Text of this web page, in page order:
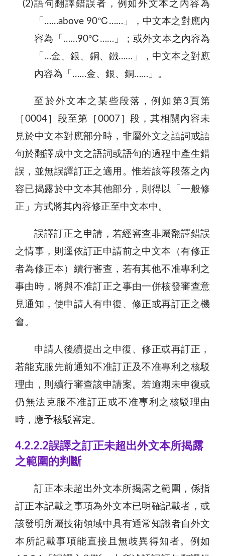
(2)語句翻譯錯誤者，例如外文本之內容為
「……above 90℃……」，中文本之對應內
容為「……90℃……」；或外文本之內容為
「…金、銀、銅、鐵……」，中文本之對應
內容為「……金、銀、銅……」。
至於外文本之某些段落，例如第3頁第
［0004］段至第［0007］段，其相關內容未
見於中文本對應部分時，非屬外文之語詞或語
句於翻譯成中文之語詞或語句的過程中產生錯
誤，並無誤譯訂正之適用。惟若該等段落之內
容已揭露於中文本其他部分，則得以「一般修
正」方式將其內容修正至中文本中。
誤譯訂正之申請，若經審查非屬翻譯錯誤
之情事，則逕依訂正申請前之中文本（有修正
者為修正本）續行審查，若有其他不准專利之
事由時，將與不准訂正之事由一併核發審查意
見通知，使申請人有申復、修正或再訂正之機
會。
申請人後續提出之申復、修正或再訂正，
若能克服先前通知不准訂正及不准專利之核駁
理由，則續行審查該申請案。若逾期未申復或
仍無法克服不准訂正或不准專利之核駁理由
時，應予核駁審定。
4.2.2.2誤譯之訂正未超出外文本所揭露
之範圍的判斷
訂正本未超出外文本所揭露之範圍，係指
訂正本記載之事項為外文本已明確記載者，或
該發明所屬技術領域中具有通常知識者自外文
本所記載事項能直接且無歧異得知者。例如